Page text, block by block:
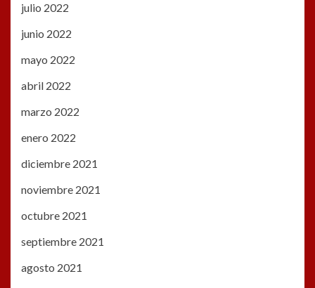
julio 2022
junio 2022
mayo 2022
abril 2022
marzo 2022
enero 2022
diciembre 2021
noviembre 2021
octubre 2021
septiembre 2021
agosto 2021